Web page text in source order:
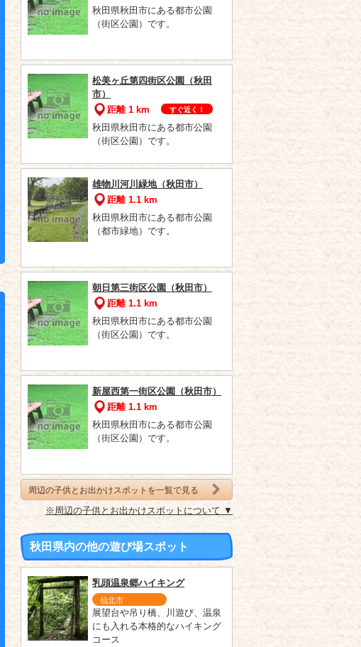
秋田県秋田市にある都市公園
（街区公園）です。
松美ヶ丘第四街区公園（秋田
市）
距離 1 km
すぐ近く！
秋田県秋田市にある都市公園
（街区公園）です。
雄物川河川緑地（秋田市）
距離 1.1 km
秋田県秋田市にある都市公園
（都市緑地）です。
朝日第三街区公園（秋田市）
距離 1.1 km
秋田県秋田市にある都市公園
（街区公園）です。
新屋西第一街区公園（秋田市）
距離 1.1 km
秋田県秋田市にある都市公園
（街区公園）です。
周辺の子供とお出かけスポットを一覧で見る
※周辺の子供とお出かけスポットについて ▼
秋田県内の他の遊び場スポット
乳頭温泉郷ハイキング
仙北市
展望台や吊り橋、川遊び、温泉
にも入れる本格的なハイキング
コース